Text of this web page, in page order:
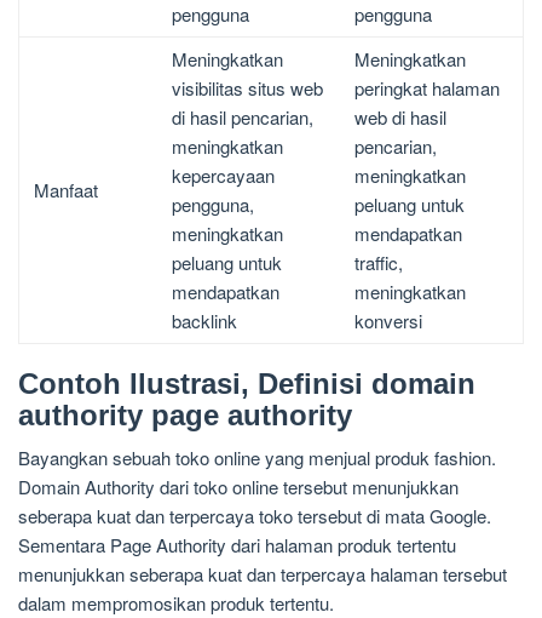
pengguna
pengguna
Manfaat
Meningkatkan
visibilitas situs web
di hasil pencarian,
meningkatkan
kepercayaan
pengguna,
meningkatkan
peluang untuk
mendapatkan
backlink
Meningkatkan
peringkat halaman
web di hasil
pencarian,
meningkatkan
peluang untuk
mendapatkan
traffic,
meningkatkan
konversi
Contoh Ilustrasi, Definisi domain
authority page authority
Bayangkan sebuah toko online yang menjual produk fashion.
Domain Authority dari toko online tersebut menunjukkan
seberapa kuat dan terpercaya toko tersebut di mata Google.
Sementara Page Authority dari halaman produk tertentu
menunjukkan seberapa kuat dan terpercaya halaman tersebut
dalam mempromosikan produk tertentu.